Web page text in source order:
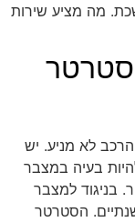
מה מציע שירות
לא מניע. יש
בעיה במצבר
בניגוד למצבר
הסטרטר